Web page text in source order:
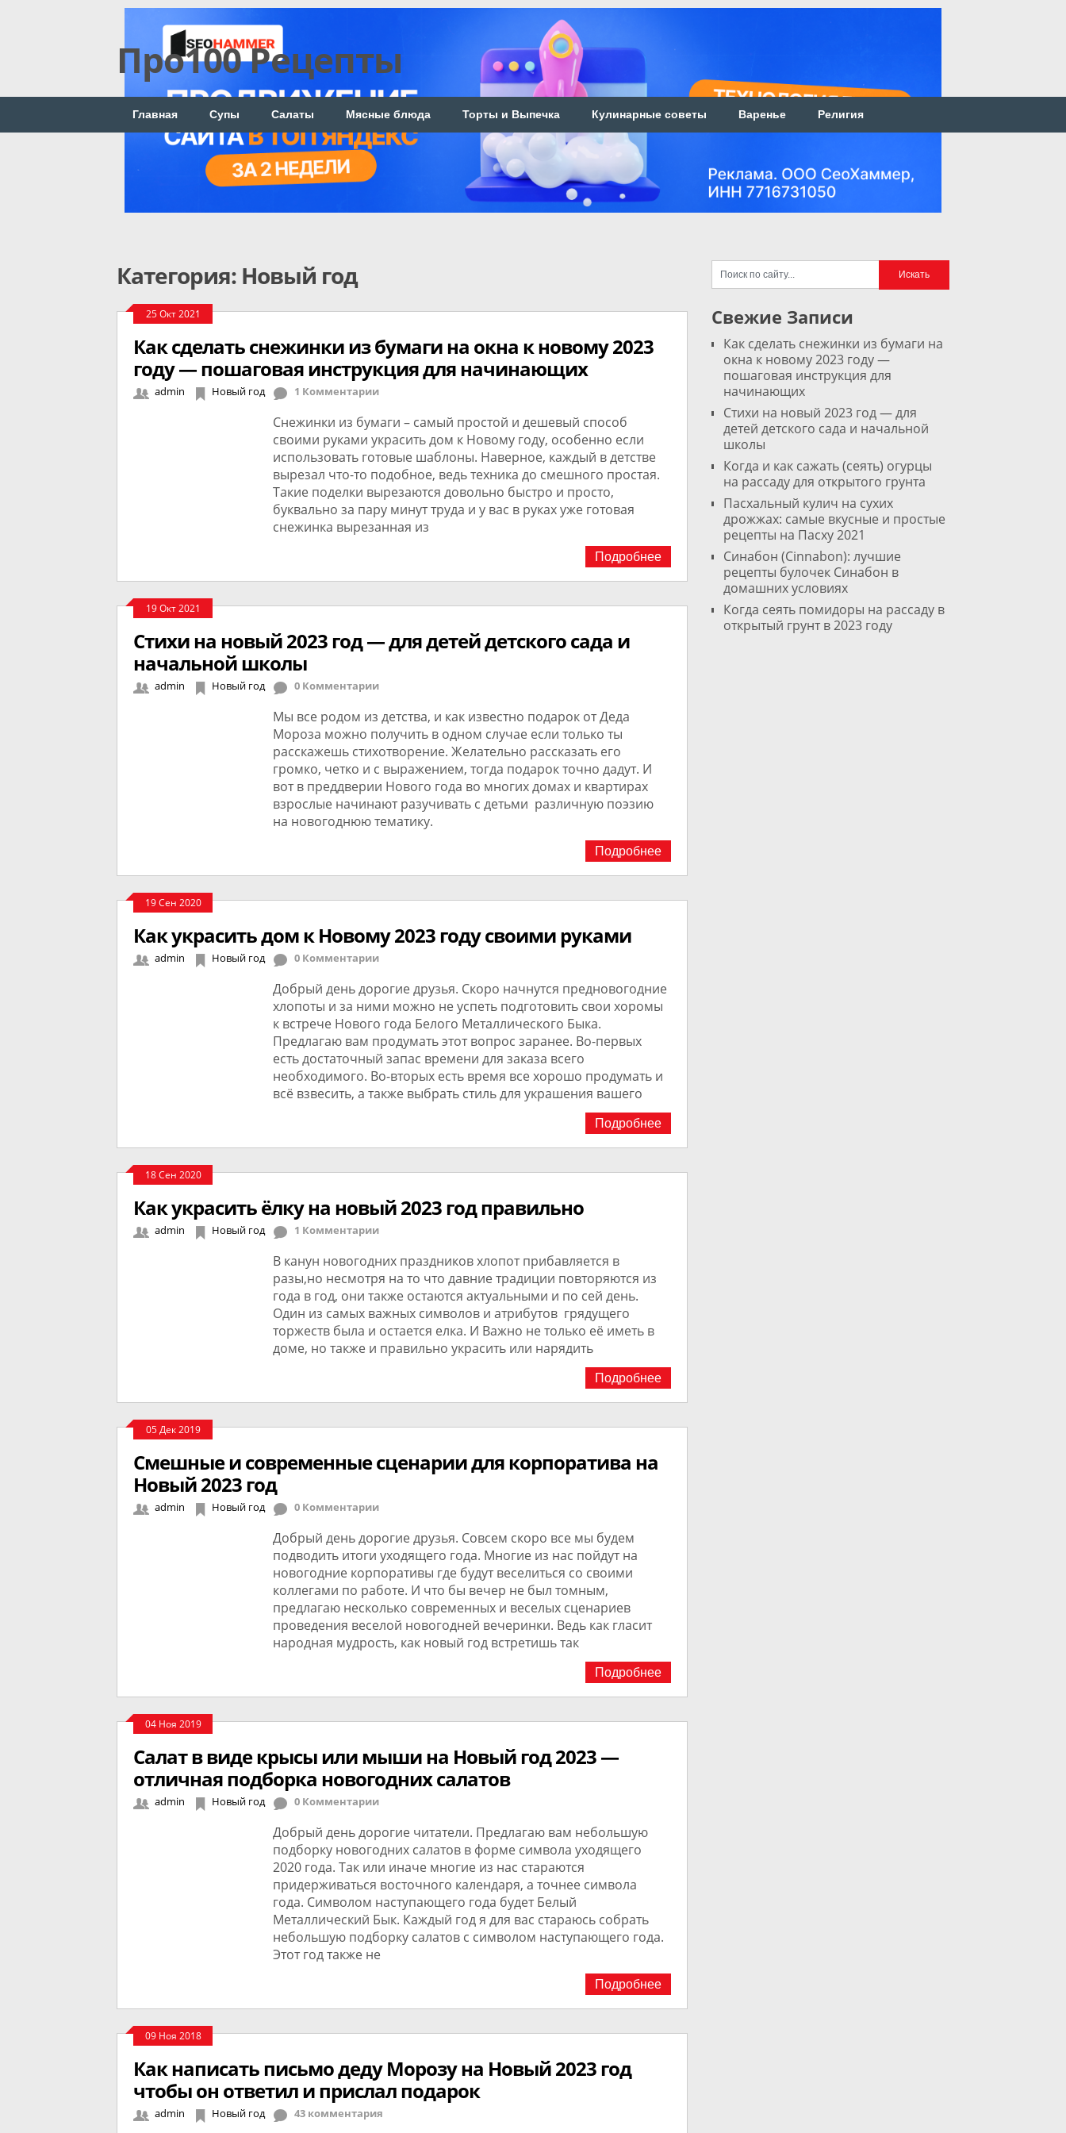
Про100 Рецепты
Главная Супы Салаты Мясные блюда Торты и Выпечка Кулинарные советы Варенье Религия
Категория: Новый год
25 Окт 2021
Как сделать снежинки из бумаги на окна к новому 2023
году — пошаговая инструкция для начинающих
admin Новый год 1 Комментарии
Снежинки из бумаги – самый простой и дешевый способ
своими руками украсить дом к Новому году, особенно если
использовать готовые шаблоны. Наверное, каждый в детстве
вырезал что-то подобное, ведь техника до смешного простая.
Такие поделки вырезаются довольно быстро и просто,
буквально за пару минут труда и у вас в руках уже готовая
снежинка вырезанная из
Подробнее
19 Окт 2021
Стихи на новый 2023 год — для детей детского сада и
начальной школы
admin Новый год 0 Комментарии
Мы все родом из детства, и как известно подарок от Деда
Мороза можно получить в одном случае если только ты
расскажешь стихотворение. Желательно рассказать его
громко, четко и с выражением, тогда подарок точно дадут. И
вот в преддверии Нового года во многих домах и квартирах
взрослые начинают разучивать с детьми различную поэзию
на новогоднюю тематику.
Подробнее
19 Сен 2020
Как украсить дом к Новому 2023 году своими руками
admin Новый год 0 Комментарии
Добрый день дорогие друзья. Скоро начнутся предновогодние
хлопоты и за ними можно не успеть подготовить свои хоромы
к встрече Нового года Белого Металлического Быка.
Предлагаю вам продумать этот вопрос заранее. Во-первых
есть достаточный запас времени для заказа всего
необходимого. Во-вторых есть время все хорошо продумать и
всё взвесить, а также выбрать стиль для украшения вашего
Подробнее
18 Сен 2020
Как украсить ёлку на новый 2023 год правильно
admin Новый год 1 Комментарии
В канун новогодних праздников хлопот прибавляется в
разы,но несмотря на то что давние традиции повторяются из
года в год, они также остаются актуальными и по сей день.
Один из самых важных символов и атрибутов грядущего
торжеств была и остается елка. И Важно не только её иметь в
доме, но также и правильно украсить или нарядить
Подробнее
05 Дек 2019
Смешные и современные сценарии для корпоратива на
Новый 2023 год
admin Новый год 0 Комментарии
Добрый день дорогие друзья. Совсем скоро все мы будем
подводить итоги уходящего года. Многие из нас пойдут на
новогодние корпоративы где будут веселиться со своими
коллегами по работе. И что бы вечер не был томным,
предлагаю несколько современных и веселых сценариев
проведения веселой новогодней вечеринки. Ведь как гласит
народная мудрость, как новый год встретишь так
Подробнее
04 Ноя 2019
Салат в виде крысы или мыши на Новый год 2023 —
отличная подборка новогодних салатов
admin Новый год 0 Комментарии
Добрый день дорогие читатели. Предлагаю вам небольшую
подборку новогодних салатов в форме символа уходящего
2020 года. Так или иначе многие из нас стараются
придерживаться восточного календаря, а точнее символа
года. Символом наступающего года будет Белый
Металлический Бык. Каждый год я для вас стараюсь собрать
небольшую подборку салатов с символом наступающего года.
Этот год также не
Подробнее
09 Ноя 2018
Как написать письмо деду Морозу на Новый 2023 год
чтобы он ответил и прислал подарок
admin Новый год 43 комментария
Свежие Записи
Как сделать снежинки из бумаги на
окна к новому 2023 году —
пошаговая инструкция для
начинающих
Стихи на новый 2023 год — для
детей детского сада и начальной
школы
Когда и как сажать (сеять) огурцы
на рассаду для открытого грунта
Пасхальный кулич на сухих
дрожжах: самые вкусные и простые
рецепты на Пасху 2021
Cинабон (Cinnabon): лучшие
рецепты булочек Синабон в
домашних условиях
Когда сеять помидоры на рассаду в
открытый грунт в 2023 году